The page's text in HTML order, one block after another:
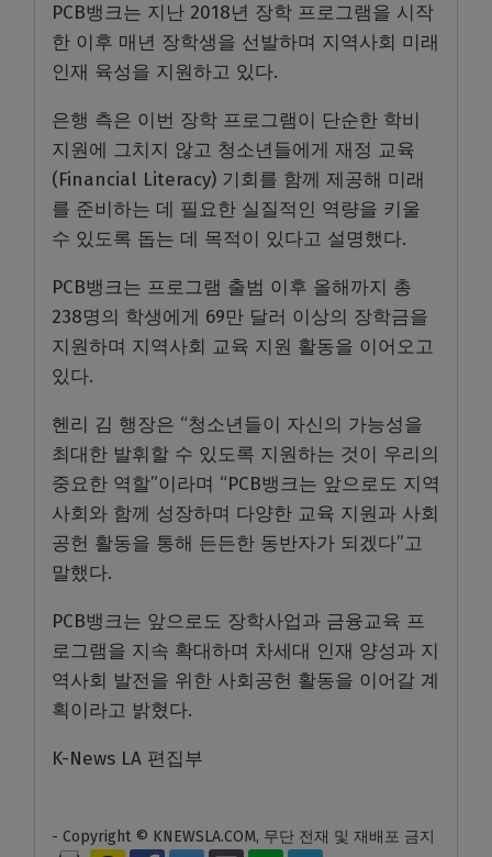
PCB뱅크는 지난 2018년 장학 프로그램을 시작
한 이후 매년 장학생을 선발하며 지역사회 미래
인재 육성을 지원하고 있다.
은행 측은 이번 장학 프로그램이 단순한 학비
지원에 그치지 않고 청소년들에게 재정 교육
(Financial Literacy) 기회를 함께 제공해 미래
를 준비하는 데 필요한 실질적인 역량을 키울
수 있도록 돕는 데 목적이 있다고 설명했다.
PCB뱅크는 프로그램 출범 이후 올해까지 총
238명의 학생에게 69만 달러 이상의 장학금을
지원하며 지역사회 교육 지원 활동을 이어오고
있다.
헨리 김 행장은 “청소년들이 자신의 가능성을
최대한 발휘할 수 있도록 지원하는 것이 우리의
중요한 역할”이라며 “PCB뱅크는 앞으로도 지역
사회와 함께 성장하며 다양한 교육 지원과 사회
공헌 활동을 통해 든든한 동반자가 되겠다”고
말했다.
PCB뱅크는 앞으로도 장학사업과 금융교육 프
로그램을 지속 확대하며 차세대 인재 양성과 지
역사회 발전을 위한 사회공헌 활동을 이어갈 계
획이라고 밝혔다.
K-News LA 편집부
- Copyright © KNEWSLA.COM, 무단 전재 및 재배포 금지